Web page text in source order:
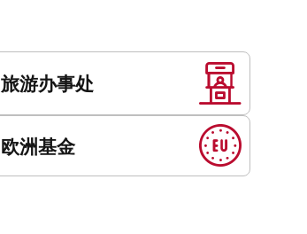
旅游办事处
欧洲基金